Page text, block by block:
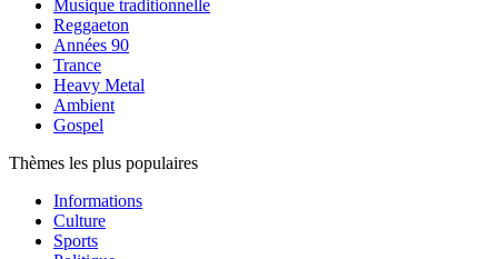
Musique traditionnelle
Reggaeton
Années 90
Trance
Heavy Metal
Ambient
Gospel
Thèmes les plus populaires
Informations
Culture
Sports